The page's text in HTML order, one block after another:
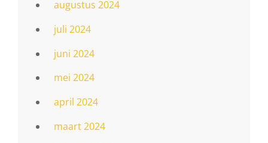
augustus 2024
juli 2024
juni 2024
mei 2024
april 2024
maart 2024